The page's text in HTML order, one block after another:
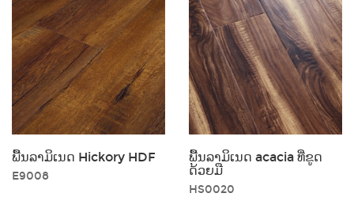
ພື້ນລາມິເນດ Hickory HDF
E9008
ພື້ນລາມິເນດ acacia ທີ່ຂູດ
ດ້ວຍມື
HS0020